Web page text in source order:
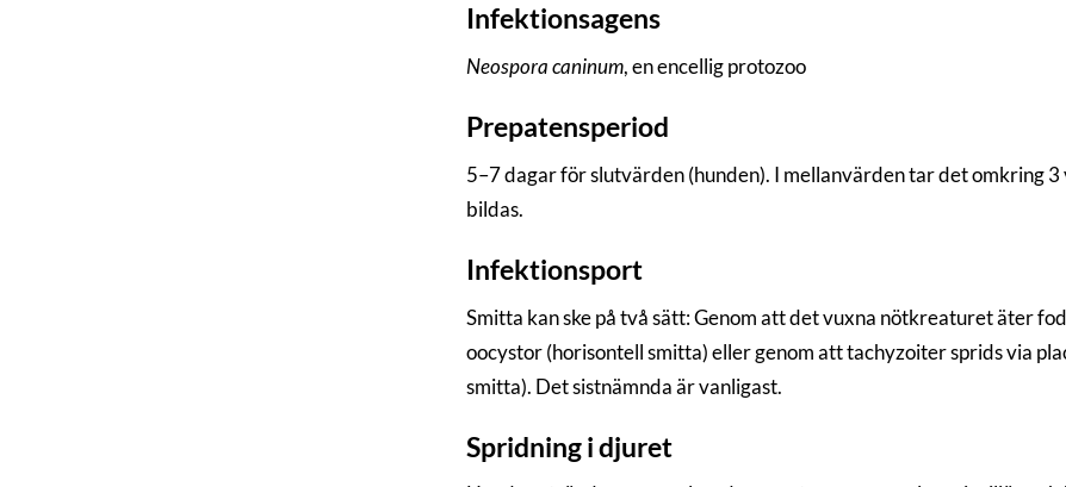
Infektionsagens
Neospora caninum, en encellig protozoo
Prepatensperiod
5–7 dagar för slutvärden (hunden). I mellanvärden tar det omkring
bildas.
Infektionsport
Smitta kan ske på två sätt: Genom att det vuxna nötkreaturet äter
oocystor (horisontell smitta) eller genom att tachyzoiter sprids via
smitta). Det sistnämnda är vanligast.
Spridning i djuret